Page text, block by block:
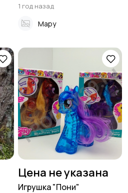
1 год назад
Мару
Цена не указана
Игрушка "Пони"